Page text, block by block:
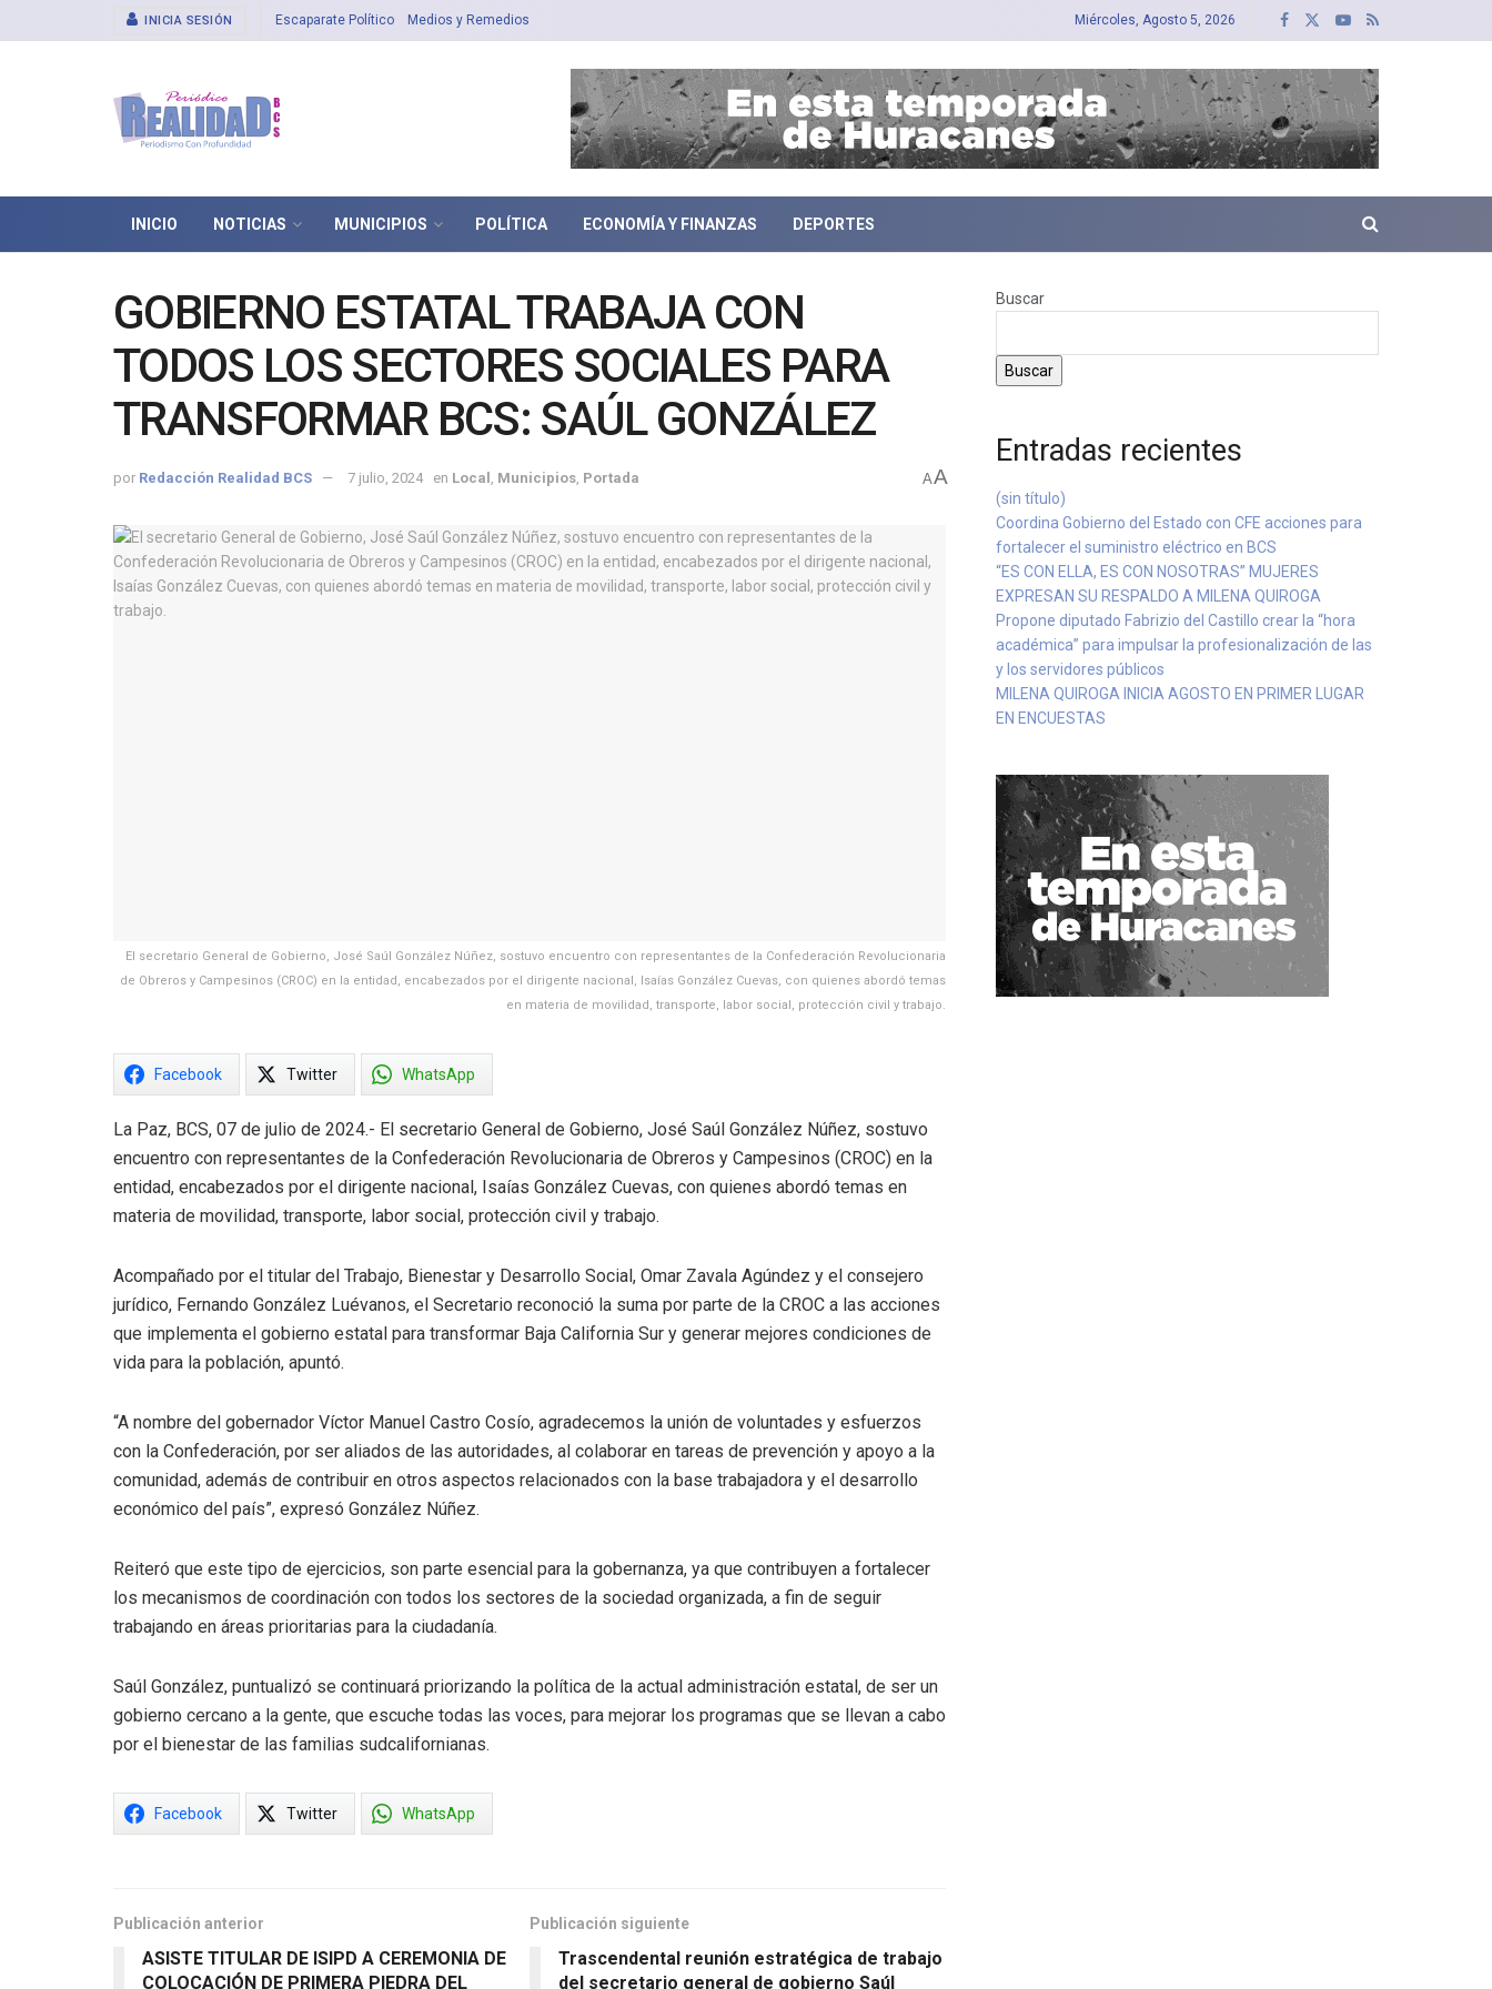
INICIA SESIÓN Escaparate Político Medios y Remedios Miércoles, Agosto 5, 2026
INICIO NOTICIAS MUNICIPIOS POLÍTICA ECONOMÍA Y FINANZAS DEPORTES
GOBIERNO ESTATAL TRABAJA CON
TODOS LOS SECTORES SOCIALES PARA
TRANSFORMAR BCS: SAÚL GONZÁLEZ
por Redacción Realidad BCS 7 julio, 2024 en Local Municipios Portada AA
El secretario General de Gobierno, José Saúl González Núñez, sostuvo encuentro con representantes de la Confederación Revolucionaria
de Obreros y Campesinos (CROC) en la entidad, encabezados por el dirigente nacional, Isaías González Cuevas, con quienes abordó temas
en materia de movilidad, transporte, labor social, protección civil y trabajo.
Facebook Twitter WhatsApp
La Paz, BCS, 07 de julio de 2024.- El secretario General de Gobierno, José Saúl González Núñez, sostuvo
encuentro con representantes de la Confederación Revolucionaria de Obreros y Campesinos (CROC) en la
entidad, encabezados por el dirigente nacional, Isaías González Cuevas, con quienes abordó temas en
materia de movilidad, transporte, labor social, protección civil y trabajo.
Acompañado por el titular del Trabajo, Bienestar y Desarrollo Social, Omar Zavala Agúndez y el consejero
jurídico, Fernando González Luévanos, el Secretario reconoció la suma por parte de la CROC a las acciones
que implementa el gobierno estatal para transformar Baja California Sur y generar mejores condiciones de
vida para la población, apuntó.
“A nombre del gobernador Víctor Manuel Castro Cosío, agradecemos la unión de voluntades y esfuerzos
con la Confederación, por ser aliados de las autoridades, al colaborar en tareas de prevención y apoyo a la
comunidad, además de contribuir en otros aspectos relacionados con la base trabajadora y el desarrollo
económico del país”, expresó González Núñez.
Reiteró que este tipo de ejercicios, son parte esencial para la gobernanza, ya que contribuyen a fortalecer
los mecanismos de coordinación con todos los sectores de la sociedad organizada, a fin de seguir
trabajando en áreas prioritarias para la ciudadanía.
Saúl González, puntualizó se continuará priorizando la política de la actual administración estatal, de ser un
gobierno cercano a la gente, que escuche todas las voces, para mejorar los programas que se llevan a cabo
por el bienestar de las familias sudcalifornianas.
Facebook Twitter WhatsApp
Publicación anterior
ASISTE TITULAR DE ISIPD A CEREMONIA DE
COLOCACIÓN DE PRIMERA PIEDRA DEL
Publicación siguiente
Trascendental reunión estratégica de trabajo
del secretario general de gobierno Saúl
Buscar
Buscar
Entradas recientes
(sin título)
Coordina Gobierno del Estado con CFE acciones para
fortalecer el suministro eléctrico en BCS
“ES CON ELLA, ES CON NOSOTRAS” MUJERES
EXPRESAN SU RESPALDO A MILENA QUIROGA
Propone diputado Fabrizio del Castillo crear la “hora
académica” para impulsar la profesionalización de las
y los servidores públicos
MILENA QUIROGA INICIA AGOSTO EN PRIMER LUGAR
EN ENCUESTAS